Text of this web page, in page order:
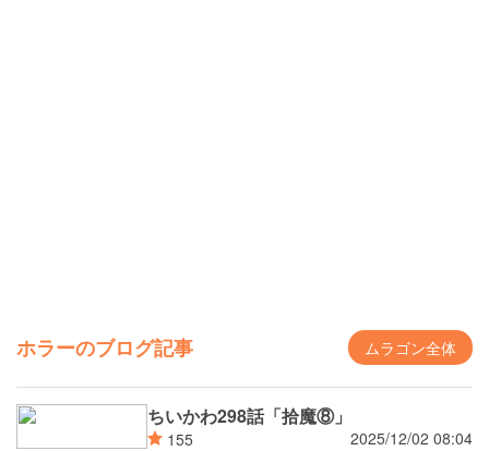
ホラーのブログ記事 ムラゴン全体
ちいかわ298話「拾魔⑧」
155 2025/12/02 08:04